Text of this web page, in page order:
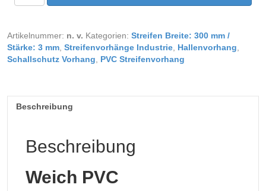
Transparent
2,50
m
Menge
Artikelnummer: n. v. Kategorien: Streifen Breite: 300 mm /
Stärke: 3 mm Streifenvorhänge Industrie Hallenvorhang
Schallschutz Vorhang
PVC Streifenvorhang
Beschreibung
Beschreibung
Weich PVC